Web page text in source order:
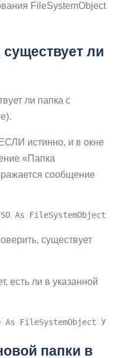
FileSystemObject
ли
ли папка с
истинно, и в окне
«Папка
сообщение
As
существует
есть ли в указанной
As FileSystemObject
папки в